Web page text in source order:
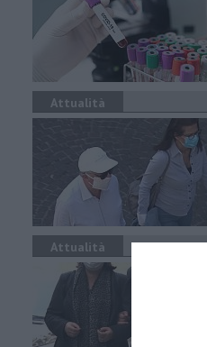
Attualità
Attualità